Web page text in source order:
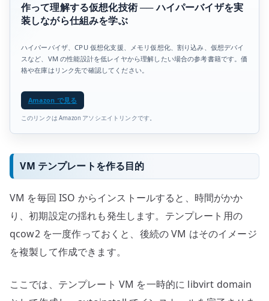
作って理解する仮想化技術 ── ハイパーバイザを実
装しながら仕組みを学ぶ
ハイパーバイザ、CPU 仮想化支援、メモリ仮想化、割り込み、仮想デバイ
スなど、VM の性能設計を低レイヤから理解したい場合の参考書籍です。価
格や在庫はリンク先で確認してください。
Amazon で見る
このリンクは Amazon アソシエイトリンクです。
VM テンプレートを作る目的
VM を毎回 ISO からインストールすると、時間がかか
り、初期設定の揺れも発生します。テンプレート用の
qcow2 を一度作っておくと、後続の VM はそのイメージ
を複製して作成できます。
ここでは、テンプレート VM を一時的に libvirt domain